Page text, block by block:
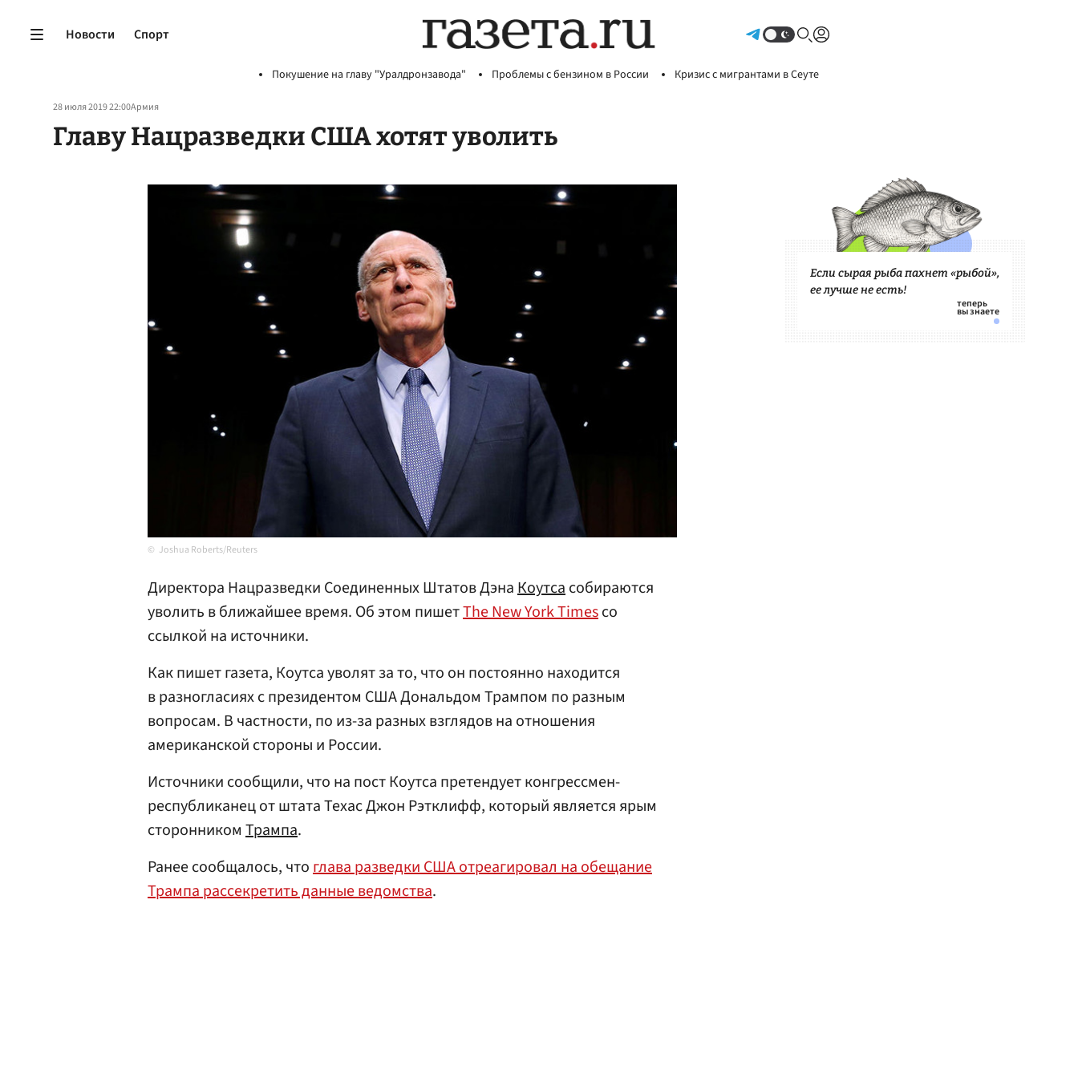
Новости Спорт
Покушение на главу "Уралдронзавода" Проблемы с бензином в России Кризис с мигрантами в Сеуте
28 июля 2019 22:00Армия
Главу Нацразведки США хотят уволить
Joshua Roberts/Reuters
Директора Нацразведки Соединенных Штатов ДэнаКоутсасобираются
уволить в ближайшее время. Об этом пишетThe New York Timesсо
ссылкой на источники.
Как пишет газета, Коутса уволят за то, что он постоянно находится
в разногласиях с президентом США Дональдом Трампом по разным
вопросам. В частности, по из-за разных взглядов на отношения
американской стороны и России.
Источники сообщили, что на пост Коутса претендует конгрессмен-
республиканец от штата Техас Джон Рэтклифф, который является ярым
сторонником Трампа.
Ранее сообщалось, чтоглава разведки США отреагировал на обещание
Трампа рассекретить данные ведомства.
Если сырая рыба пахнет «рыбой»,
ее лучше не есть!